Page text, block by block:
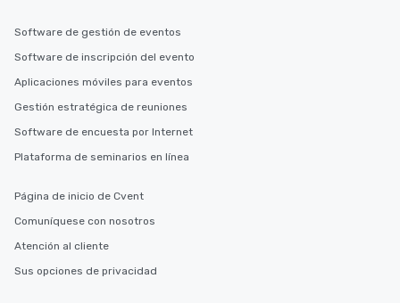
Software de gestión de eventos
Software de inscripción del evento
Aplicaciones móviles para eventos
Gestión estratégica de reuniones
Software de encuesta por Internet
Plataforma de seminarios en línea
Página de inicio de Cvent
Comuníquese con nosotros
Atención al cliente
Sus opciones de privacidad